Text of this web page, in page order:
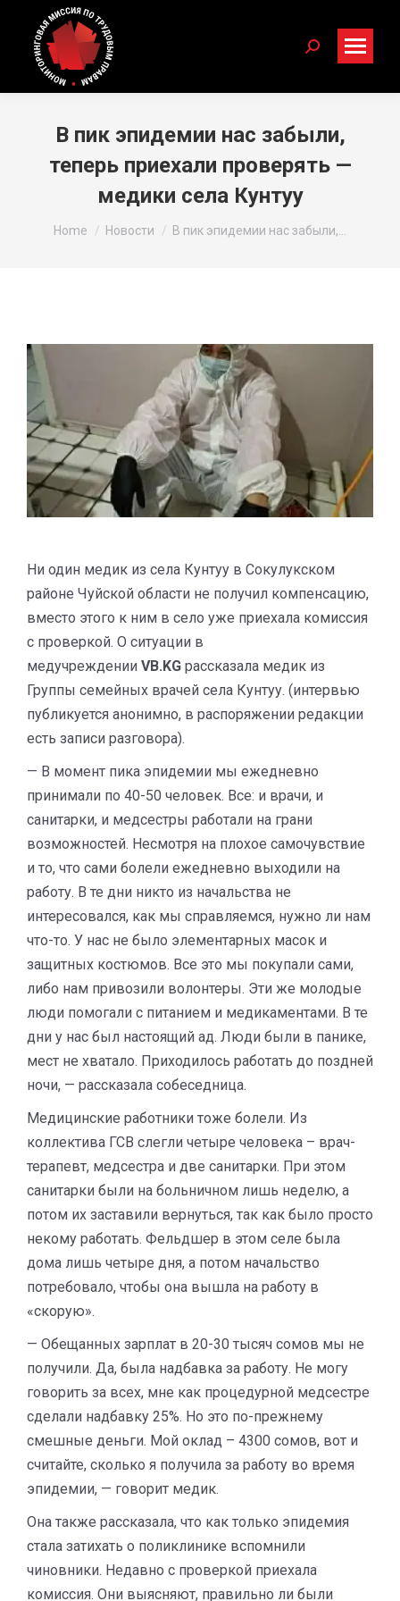
Search:
В пик эпидемии нас забыли,
теперь приехали проверять —
медики села Кунтуу
You are here:
Home Новости В пик эпидемии нас забыли,…
Ни один медик из села Кунтуу в Сокулукском
районе Чуйской области не получил компенсацию,
вместо этого к ним в село уже приехала комиссия
с проверкой. О ситуации в
медучреждении VB.KG рассказала медик из
Группы семейных врачей села Кунтуу. (интервью
публикуется анонимно, в распоряжении редакции
есть записи разговора).
— В момент пика эпидемии мы ежедневно
принимали по 40-50 человек. Все: и врачи, и
санитарки, и медсестры работали на грани
возможностей. Несмотря на плохое самочувствие
и то, что сами болели ежедневно выходили на
работу. В те дни никто из начальства не
интересовался, как мы справляемся, нужно ли нам
что-то. У нас не было элементарных масок и
защитных костюмов. Все это мы покупали сами,
либо нам привозили волонтеры. Эти же молодые
люди помогали с питанием и медикаментами. В те
дни у нас был настоящий ад. Люди были в панике,
мест не хватало. Приходилось работать до поздней
ночи, — рассказала собеседница.
Медицинские работники тоже болели. Из
коллектива ГСВ слегли четыре человека – врач-
терапевт, медсестра и две санитарки. При этом
санитарки были на больничном лишь неделю, а
потом их заставили вернуться, так как было просто
некому работать. Фельдшер в этом селе была
дома лишь четыре дня, а потом начальство
потребовало, чтобы она вышла на работу в
«скорую».
— Обещанных зарплат в 20-30 тысяч сомов мы не
получили. Да, была надбавка за работу. Не могу
говорить за всех, мне как процедурной медсестре
сделали надбавку 25%. Но это по-прежнему
смешные деньги. Мой оклад – 4300 сомов, вот и
считайте, сколько я получила за работу во время
эпидемии, — говорит медик.
Она также рассказала, что как только эпидемия
стала затихать о поликлинике вспомнили
чиновники. Недавно с проверкой приехала
комиссия. Они выясняют, правильно ли были